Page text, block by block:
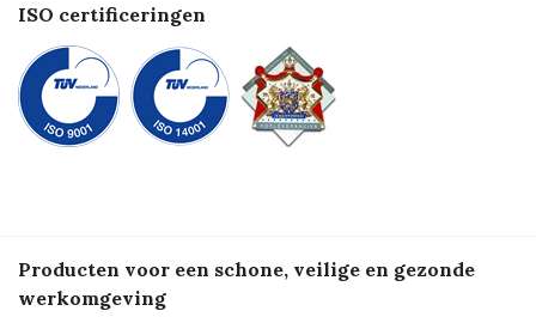
ISO certificeringen
Producten voor een schone, veilige en gezonde
werkomgeving